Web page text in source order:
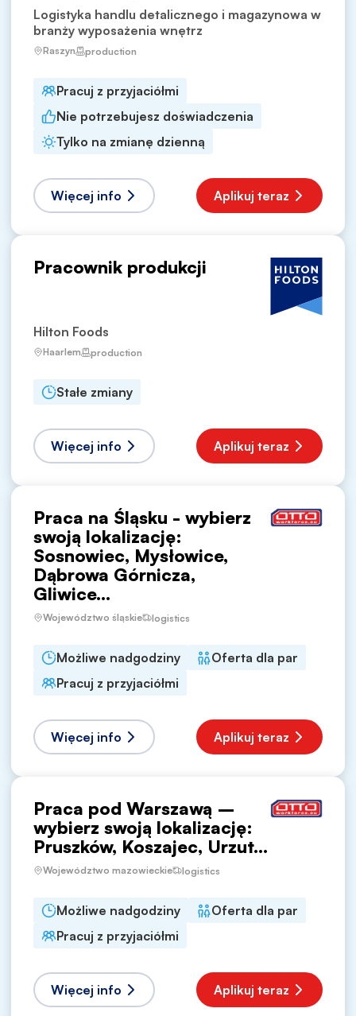
Logistyka handlu detalicznego i magazynowa w
branży wyposażenia wnętrz
Raszyn production
Pracuj z przyjaciółmi
Nie potrzebujesz doświadczenia
Tylko na zmianę dzienną
Więcej info Aplikuj teraz
Pracownik produkcji
Hilton Foods
Haarlem production
Stałe zmiany
Więcej info Aplikuj teraz
Praca na Śląsku - wybierz
swoją lokalizację:
Sosnowiec, Mysłowice,
Dąbrowa Górnicza,
Gliwice...
Województwo śląskie logistics
Możliwe nadgodziny
Oferta dla par
Pracuj z przyjaciółmi
Więcej info Aplikuj teraz
Praca pod Warszawą –
wybierz swoją lokalizację:
Pruszków, Koszajec, Urzut...
Województwo mazowieckie logistics
Możliwe nadgodziny
Oferta dla par
Pracuj z przyjaciółmi
Więcej info Aplikuj teraz